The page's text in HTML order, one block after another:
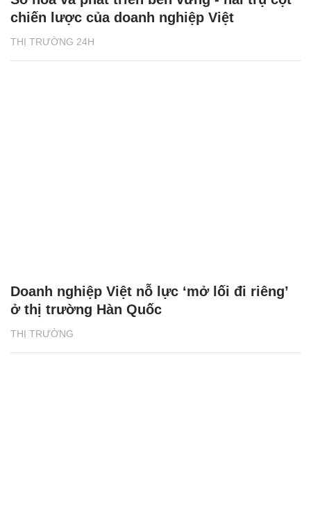
THỊ TRƯỜNG 24H
chiến lược của doanh nghiệp Việt
THỊ TRƯỜNG
Doanh nghiệp Việt nỗ lực ‘mở lối đi riêng’
ở thị trường Hàn Quốc